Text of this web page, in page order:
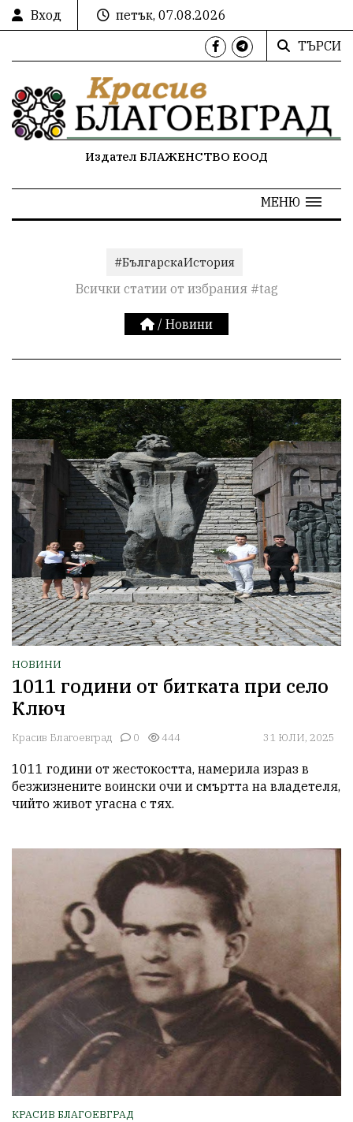
Вход
петък, 07.08.2026
ТЪРСИ
Издател БЛАЖЕНСТВО ЕООД
МЕНЮ
#БългарскаИстория
Всички статии от избрания #tag
/ Новини
НОВИНИ
1011 години от битката при село
Ключ
Красив Благоевград 0 444 31 ЮЛИ, 2025
1011 години от жестокостта, намерила израз в
безжизнените воински очи и смъртта на владетеля,
чийто живот угасна с тях.
КРАСИВ БЛАГОЕВГРАД